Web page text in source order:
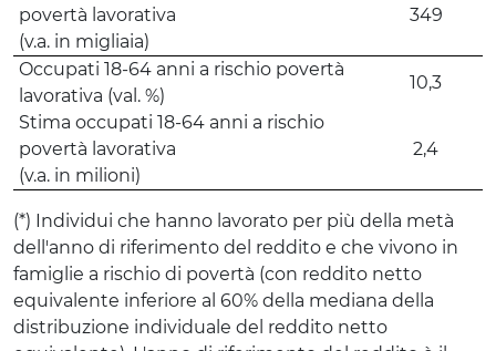
povertà lavorativa
(v.a. in migliaia)
349
Occupati 18-64 anni a rischio povertà
lavorativa (val. %)
10,3
Stima occupati 18-64 anni a rischio
povertà lavorativa
(v.a. in milioni)
2,4
(*) Individui che hanno lavorato per più della metà
dell'anno di riferimento del reddito e che vivono in
famiglie a rischio di povertà (con reddito netto
equivalente inferiore al 60% della mediana della
distribuzione individuale del reddito netto